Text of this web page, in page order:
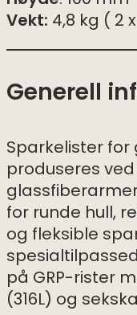
Vekt: 4,8 kg ( 2
Generell
Sparkelister
produseres
for runde hull,
og fleksible
på GRP-rister
(316L) og